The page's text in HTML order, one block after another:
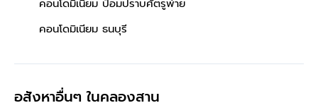
คอนโดมิเนียม ป้อมปราบศัตรูพ่าย
คอนโดมิเนียม ธนบุรี
อสังหาอื่นๆในคลองสาน